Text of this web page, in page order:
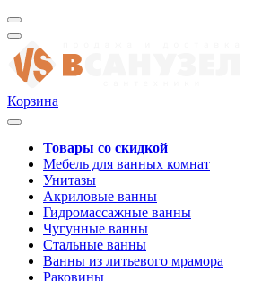
Корзина
Товары со скидкой
Мебель для ванных комнат
Унитазы
Акриловые ванны
Гидромассажные ванны
Чугунные ванны
Стальные ванны
Ванны из литьевого мрамора
Раковины